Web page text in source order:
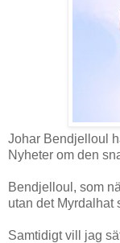
Johar Bendjelloul
Nyheter om den
Bendjelloul, som
utan det Myrdalhat
Samtidigt vill jag